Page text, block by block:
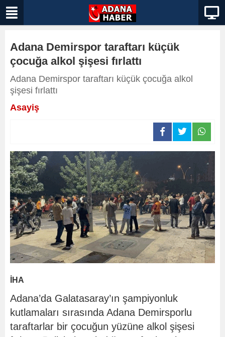
Adana Demirspor taraftarı küçük
çocuğa alkol şişesi fırlattı
Adana Demirspor taraftarı küçük çocuğa alkol
şişesi fırlattı
Asayiş
İHA
Adana’da Galatasaray’ın şampiyonluk
kutlamaları sırasında Adana Demirsporlu
taraftarlar bir çocuğun yüzüne alkol şişesi